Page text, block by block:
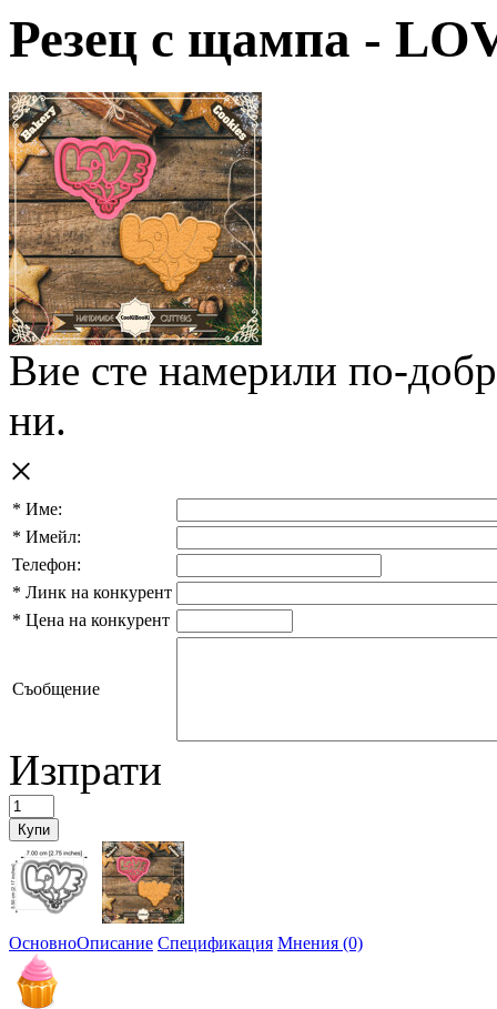
Резец с щампа -
Вие сте намерили по-
ни.
×
* Име:
* Имейл:
Телефон:
* Линк на конкурент
* Цена на конкурент
Съобщение
Изпрати
ОсновноОписание Спецификация Мнения (0)